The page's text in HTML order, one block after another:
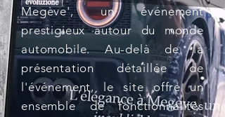
Megève', un événement
prestigieux autour du monde
automobile. Au-delà de la
présentation détaillée de
l'événement, le site offre un
ensemble de fonctionnalités